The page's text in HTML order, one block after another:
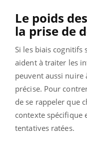
Le poids
la prise de
Si les biais
aident à traiter les
peuvent aussi nuire
précise. Pour
de se rappeler que
contexte spécifique
tentatives ratées.